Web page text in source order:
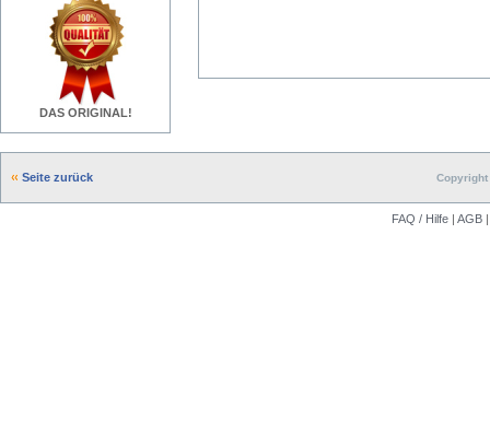
DAS ORIGINAL!
Seite zurück
FAQ / Hilfe | AGB